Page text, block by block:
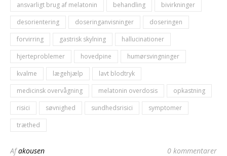
ansvarligt brug af melatonin
behandling
bivirkninger
desorientering
doseringanvisninger
doseringen
forvirring
gastrisk skylning
hallucinationer
hjerteproblemer
hovedpine
humørsvingninger
kvalme
lægehjælp
lavt blodtryk
medicinsk overvågning
melatonin overdosis
opkastning
risici
søvnighed sundhedsrisici
symptomer
træthed
Afakousen 0 kommentarer